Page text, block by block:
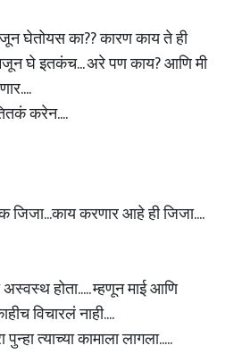
घेतोयस का?? कारण काय ते ही
घे इतकंच... अरे पण काय? आणि मी
करेन....
जिजा...काय करणार आहे ही जिजा....
होता..... म्हणून माई आणि
विचारलं नाही....
त्याच्या कामाला लागला.....